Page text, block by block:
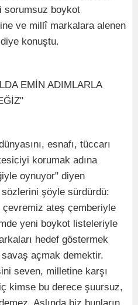
sorumsuz boykot
ve millî markalara alenen
konuştu.
EMİN ADIMLARLA
esnafı, tüccarı
korumak adına
oynuyor" diyen
şöyle sürdürdü:
çevremiz ateş çemberiyle
yeni boykot listeleriyle
hedef göstermek
açmak demektir.
seven, milletine karşı
kimse bu derece şuursuz,
Aslında biz bunların